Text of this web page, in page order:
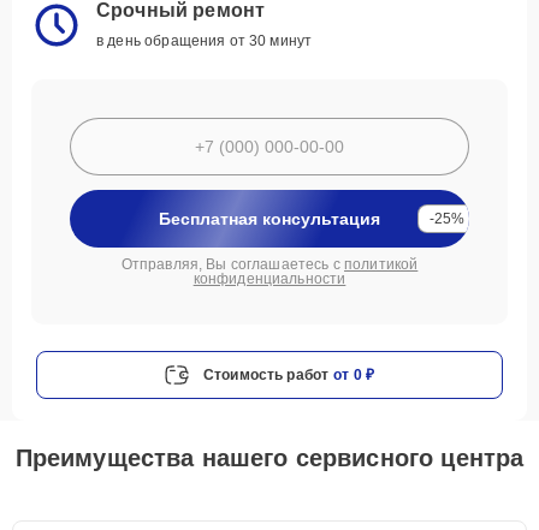
Срочный ремонт
в день обращения от 30 минут
Бесплатная консультация -25%
Отправляя, Вы соглашаетесь с политикой
конфиденциальности
Стоимость работ от 0 ₽
Преимущества нашего сервисного центра